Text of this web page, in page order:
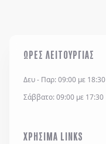
ΩΡΕΣ ΛΕΙΤΟΥΡΓΙΑΣ
Δευ - Παρ: 09:00 με 18:30
Σάββατο: 09:00 με 17:30
ΧΡΗΣΙΜΑ LINKS